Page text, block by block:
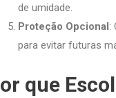
de umidade.
Proteção Opcional :
para evitar futuras
que